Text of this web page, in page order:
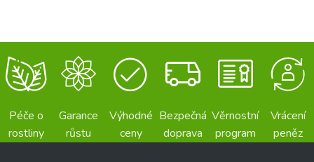
Péče o
rostliny
Garance
růstu
Výhodné
ceny
Bezpečná
doprava
Věrnostní
program
Vrácení
peněz